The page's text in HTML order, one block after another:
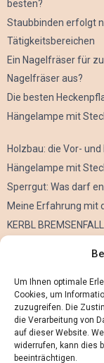
Um Ihnen optimale
Cookies, um
zuzugreifen. Die
die Verarbeitung von
auf dieser Website.
widerrufen, kann dies
beeinträchtigen.
besten?
Staubbinden erfolgt
Tätigkeitsbereichen
Ein Nagelfräser für
Nagelfräser aus?
Die besten
Hängelampe mit
Holzbau: die Vor- und
Hängelampe mit
Sperrgut: Was darf
Meine Erfahrung mit
KERBL
Alles über Metall